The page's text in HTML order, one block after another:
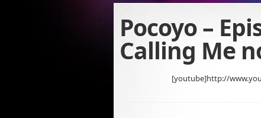
Pocoyo –
Calling Me
[youtube]http://